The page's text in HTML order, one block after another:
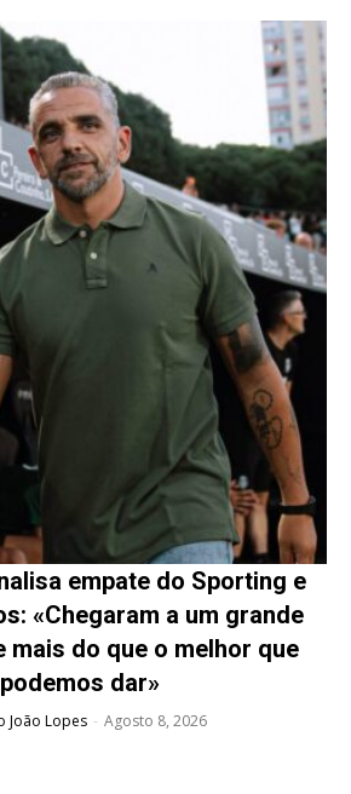
empate do Sporting e
«Chegaram a um grande
mais do que o melhor que
podemos dar»
João Lopes - Agosto 8, 2026